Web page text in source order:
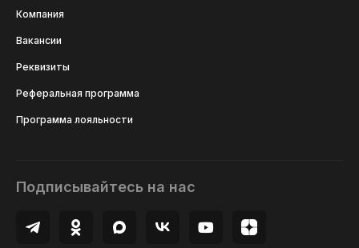
Компания
Вакансии
Реквизиты
Реферальная программа
Программа лояльности
Подписывайтесь на нас